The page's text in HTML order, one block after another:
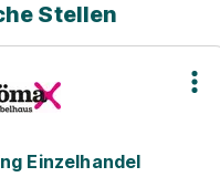
Stellen
Einzelhandel